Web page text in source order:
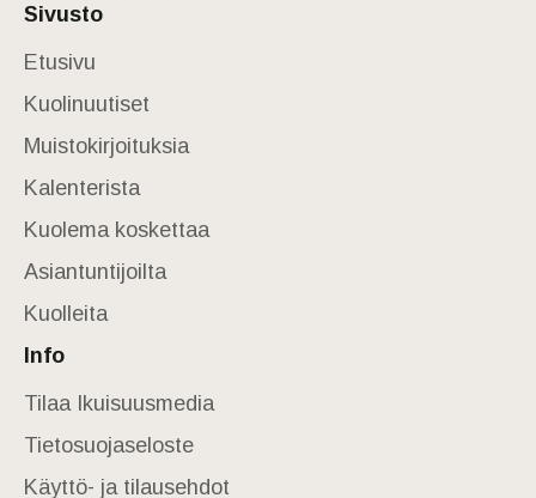
Sivusto
Etusivu
Kuolinuutiset
Muistokirjoituksia
Kalenterista
Kuolema koskettaa
Asiantuntijoilta
Kuolleita
Info
Tilaa Ikuisuusmedia
Tietosuojaseloste
Käyttö- ja tilausehdot